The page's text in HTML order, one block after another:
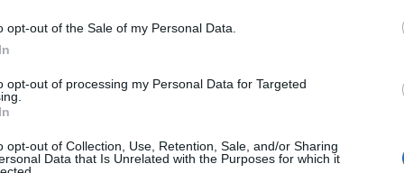
opt-out of the Sale of my Personal Data.
opt-out of processing my Personal Data for Targeted
opt-out of Collection, Use, Retention, Sale, and/or Sharing
Data that Is Unrelated with the Purposes for which it
Participation in an ambitious project in a solid
An outstanding, multicultural and dynamic work
Seasonal contract
Απαραίτητα Προσόντα